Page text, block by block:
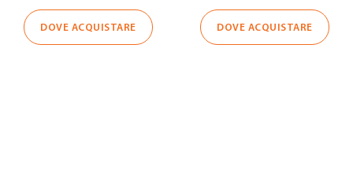
DOVE ACQUISTARE DOVE ACQUISTARE